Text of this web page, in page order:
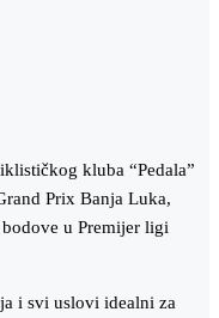
kluba “Pedala”
Prix Banja Luka,
u Premijer ligi
i svi uslovi idealni za